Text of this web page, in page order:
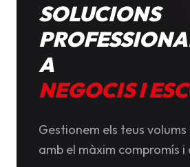
SOLUCIONS
A
NEGOCIS I
Gestionem els teus
amb el màxim compromís